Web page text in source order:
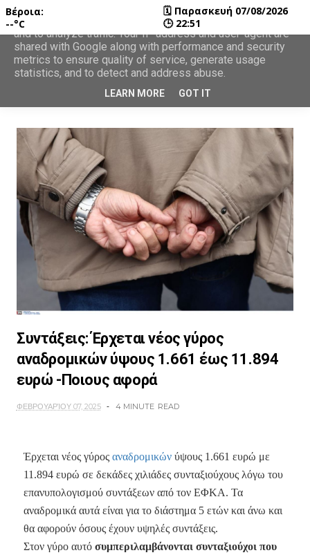
Συντάξεις: Έρχεται νέος γύρος
αναδρομικών ύψους 1.661 έως 11.894
ευρώ -Ποιους αφορά
ΦΕΒΡΟΥΑΡΊΟΥ 07, 2025 4 MINUTE READ
Έρχεται νέος γύρος αναδρομικώνύψους 1.661 ευρώ με
11.894 ευρώ σε δεκάδες χιλιάδες συνταξιούχους λόγω του
επανυπολογισμού συντάξεων από τον ΕΦΚΑ. Τα
αναδρομικά αυτά είναι για το διάστημα 5 ετών και άνω και
θα αφορούν όσους έχουν υψηλές συντάξεις.
Στον γύρο αυτό συμπεριλαμβάνονται συνταξιούχοι που
Βέροια:
--°C
🗓 Παρασκευή 07/08/2026
🕒 22:51
This site uses cookies from Google to deliver its services
and to analyze traffic. Your IP address and user-agent are
shared with Google along with performance and security
metrics to ensure quality of service, generate usage
statistics, and to detect and address abuse.
LEARN MORE GOT IT